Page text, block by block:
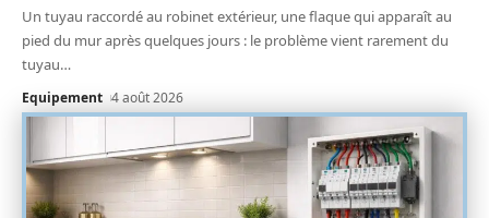
Un tuyau raccordé au robinet extérieur, une flaque qui apparaît au
pied du mur après quelques jours : le problème vient rarement du
tuyau…
Equipement 4 août 2026